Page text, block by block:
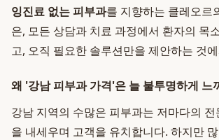
잉진료 없는 피부과를 지향하는 클레오르
은, 모든 상담과 치료 과정에서 환자의 목
고, 오직 필요한 솔루션만을 제안하는 것
왜 '강남 피부과 가격'은 늘 불투명하게 느
강남 지역의 수많은 피부과는 저마다의
을 내세우며 고객을 유치합니다. 하지만